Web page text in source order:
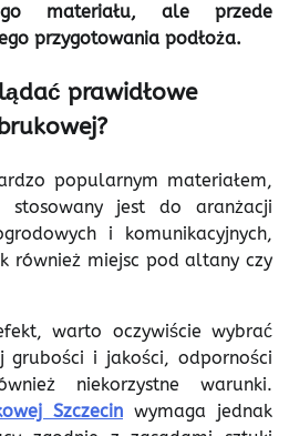
materiału, ale przede
przygotowania podłoża.
prawidłowe
popularnym materiałem,
stosowany jest do aranżacji
i komunikacyjnych,
również miejsc pod altany czy
warto oczywiście wybrać
grubości i jakości, odporności
niekorzystne warunki.
Szczecin wymaga jednak